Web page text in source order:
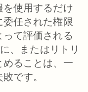
を使用するだけ
任された権限
て評価される
、またはリトリ
ることは、一
です。